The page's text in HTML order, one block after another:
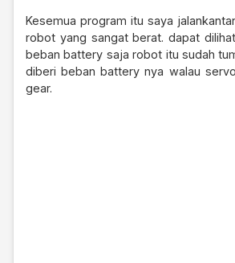
Kesemua program itu saya
robot yang sangat berat. dapat
beban battery saja robot itu sudah
diberi beban battery nya walau
gear.